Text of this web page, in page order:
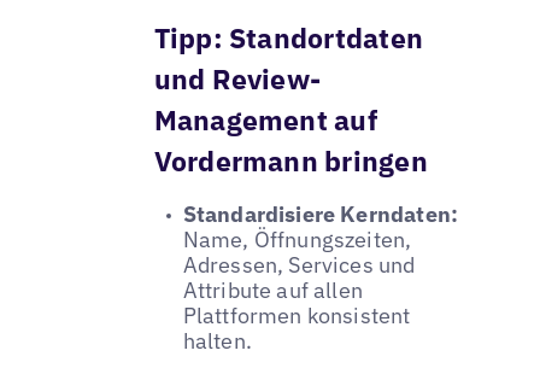
Tipp: Standortdaten
und Review-
Management auf
Vordermann bringen
Standardisiere Kerndaten:
Name, Öffnungszeiten,
Adressen, Services und
Attribute auf allen
Plattformen konsistent
halten.